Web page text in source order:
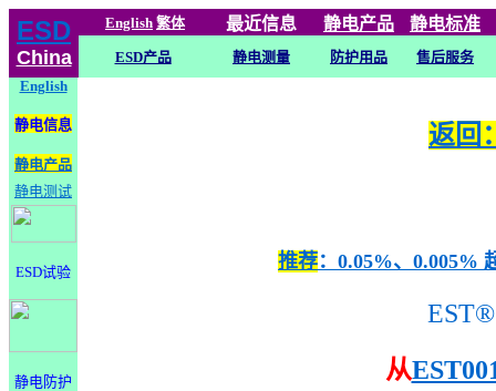
ESD
China
English 繁体 最近信息 静电产品 静电标准
ESD产品 静电测量 防护用品
售后服务
English
静电信息
静电产品
静电测试
ESD试验
静电防护
返回
推荐：0.05%、0.005%
EST®
从